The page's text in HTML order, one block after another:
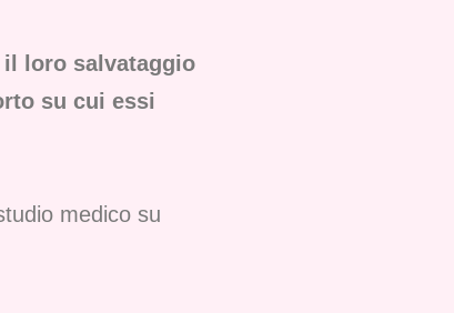
loro salvataggio
su cui essi
medico su